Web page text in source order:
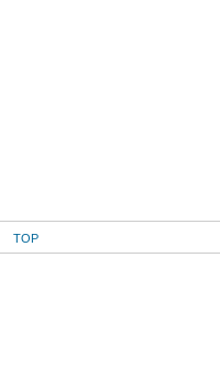
TOP